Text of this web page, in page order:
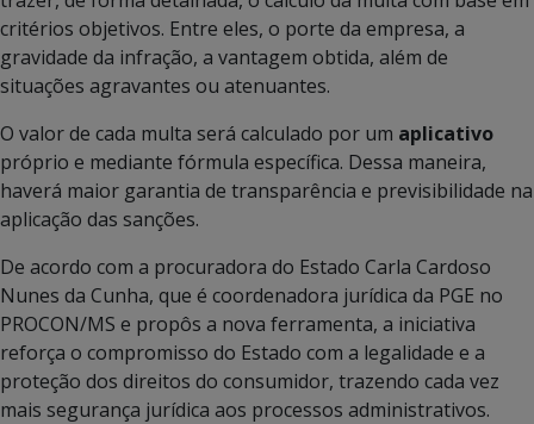
critérios objetivos. Entre eles, o porte da empresa, a
gravidade da infração, a vantagem obtida, além de
situações agravantes ou atenuantes.
O valor de cada multa será calculado por um aplicativo
próprio e mediante fórmula específica. Dessa maneira,
haverá maior garantia de transparência e previsibilidade na
aplicação das sanções.
De acordo com a procuradora do Estado Carla Cardoso
Nunes da Cunha, que é coordenadora jurídica da PGE no
PROCON/MS e propôs a nova ferramenta, a iniciativa
reforça o compromisso do Estado com a legalidade e a
proteção dos direitos do consumidor, trazendo cada vez
mais segurança jurídica aos processos administrativos.